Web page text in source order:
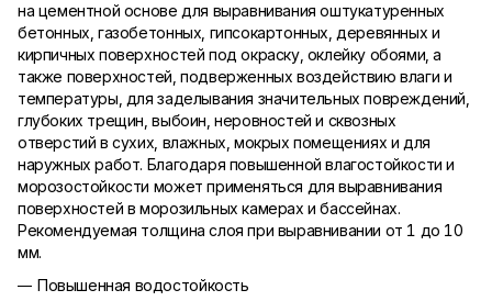
на цементной основе для выравнивания оштукатуренных
бетонных, газобетонных, гипсокартонных, деревянных и
кирпичных поверхностей под окраску, оклейку обоями, а
также поверхностей, подверженных воздействию влаги и
температуры, для заделывания значительных повреждений,
глубоких трещин, выбоин, неровностей и сквозных
отверстий в сухих, влажных, мокрых помещениях и для
наружных работ. Благодаря повышенной влагостойкости и
морозостойкости может применяться для выравнивания
поверхностей в морозильных камерах и бассейнах.
Рекомендуемая толщина слоя при выравнивании от 1 до 10
мм.
Повышенная водостойкость